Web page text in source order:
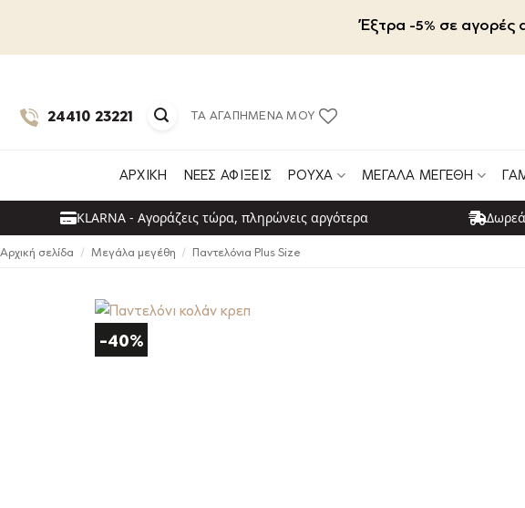
περιεχόμενο
Έξτρα -5% σε αγορές
24410 23221 ΤΑ ΑΓΑΠΗΜΈΝΑ ΜΟΥ
ΑΡΧΙΚΉ ΝΈΕΣ ΑΦΊΞΕΙΣ ΡΟΎΧΑ ΜΕΓΆΛΑ ΜΕΓΈΘΗ
KLARNA - Αγοράζεις τώρα, πληρώνεις αργότερα
Αρχική σελίδα / Μεγάλα μεγέθη / Παντελόνια Plus Size
-40%